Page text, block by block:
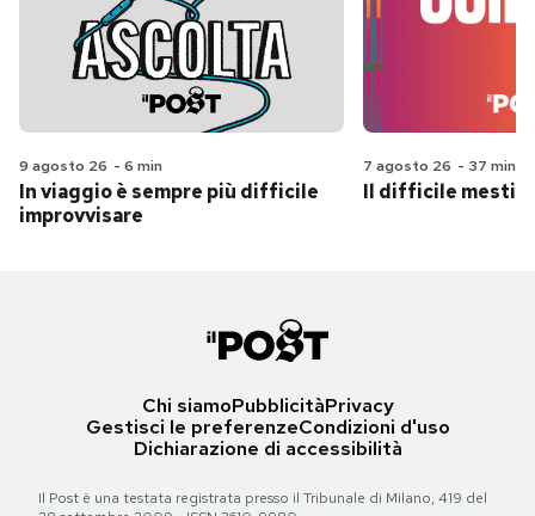
9 agosto 26 - 6 min
In viaggio è sempre più difficile
improvvisare
7 agosto 26 - 37 min
Il difficile
Chi siamoPubblicitàPrivacy
Gestisci le preferenzeCondizioni d'uso
Dichiarazione di accessibilità
Il Post è una testata registrata presso il Tribunale di Milano, 419 del